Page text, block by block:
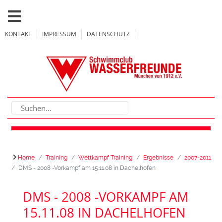
KONTAKT IMPRESSUM DATENSCHUTZ
Home Training Wettkampf Training Ergebnisse
2007-2011
DMS - 2008 -Vorkampf am 15.11.08 in Dachelhofen
DMS - 2008 -VORKAMPF AM
15.11.08 IN DACHELHOFEN